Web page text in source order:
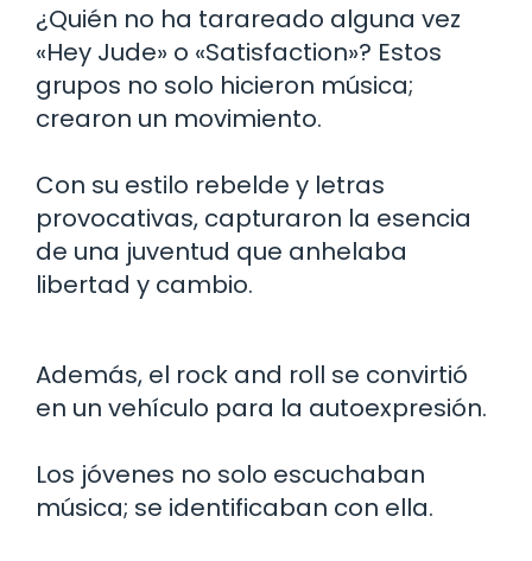
¿Quién no ha tarareado alguna vez
«Hey Jude» o «Satisfaction»? Estos
grupos no solo hicieron música;
crearon un movimiento.
Con su estilo rebelde y letras
provocativas, capturaron la esencia
de una juventud que anhelaba
libertad y cambio.
Además, el rock and roll se convirtió
en un vehículo para la autoexpresión.
Los jóvenes no solo escuchaban
música; se identificaban con ella.